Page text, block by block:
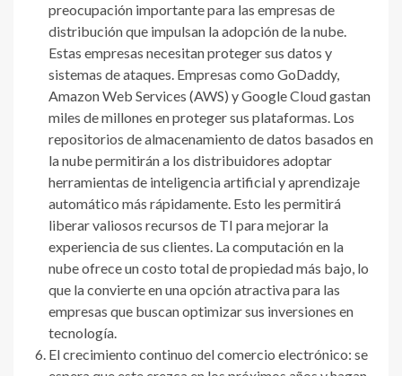
preocupación importante para las empresas de
distribución que impulsan la adopción de la nube.
Estas empresas necesitan proteger sus datos y
sistemas de ataques. Empresas como GoDaddy,
Amazon Web Services (AWS) y Google Cloud gastan
miles de millones en proteger sus plataformas. Los
repositorios de almacenamiento de datos basados ​​en
la nube permitirán a los distribuidores adoptar
herramientas de inteligencia artificial y aprendizaje
automático más rápidamente. Esto les permitirá
liberar valiosos recursos de TI para mejorar la
experiencia de sus clientes. La computación en la
nube ofrece un costo total de propiedad más bajo, lo
que la convierte en una opción atractiva para las
empresas que buscan optimizar sus inversiones en
tecnología.
El crecimiento continuo del comercio electrónico: se